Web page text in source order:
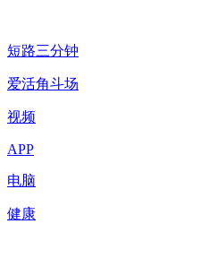
短路三分钟
爱活角斗场
视频
APP
电脑
健康